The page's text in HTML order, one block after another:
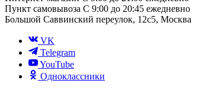
Пункт самовывоза С 9:00 до 20:45 ежедневно
Большой Саввинский переулок, 12с5, Москва
VK
Telegram
YouTube
Одноклассники